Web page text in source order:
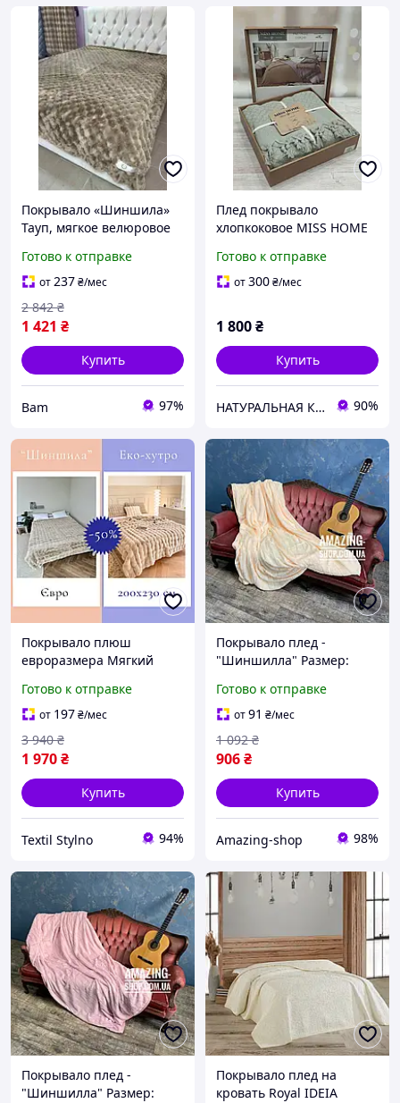
Покрывало «Шиншила»
Тауп, мягкое велюровое
для кровати pix
Готово к отправке
от237₴/мес
1 421 ₴
2 842 ₴
Купить
Bam 97%
Плед покрывало
хлопкоковое MISS HOME
бахрамой на кровать и
диван Турция
Готово к отправке
от300₴/мес
1 800₴
Купить
НАТУРАЛЬНАЯ КОСМЕТИКА ☘️DMS-COSMETICS COMPANY☘️ 90%
Покрывало плюш
евроразмера Мягкий
шиншилла Меховое
покрывало из
искусственного меха
Готово к отправке
от 197₴/мес
1 970₴
3 940 ₴
Купить
Textil Stylno 94%
Покрывало плед -
"Шиншилла" Размер:
меховое покрывало. Цвет
- Спелая дыня.
Готово к отправке
от91 ₴/мес
906₴
1 092 ₴
Купить
Amazing-shop 98%
Покрывало плед -
"Шиншилла" Размер:
Покрывало плед на
кровать Royal IDEIA